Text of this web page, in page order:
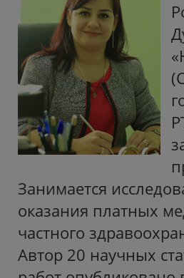
Занимается
оказания платных
частного
Автор 20 научных